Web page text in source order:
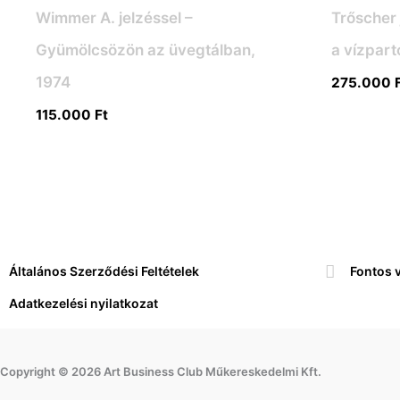
Wimmer A. jelzéssel –
Gyümölcsözön az üvegtálban,
1974
115.000 Ft
Trőscher
a
275.000
Általános Szerződési Feltételek
Adatkezelési nyilatkozat
Fontos
Copyright © 2026 Art Business Club Műkereskedelmi Kft.